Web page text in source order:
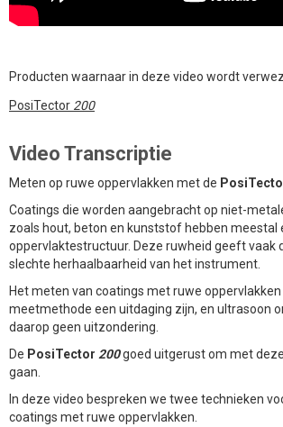
Producten waarnaar in deze video wordt
PosiTector 200
Video Transcriptie
Meten op ruwe oppervlakken met de
Coatings die worden aangebracht op niet-
zoals hout, beton en kunststof hebben meestal
oppervlaktestructuur. Deze ruwheid geeft vaak
slechte herhaalbaarheid van het instrument.
Het meten van coatings met ruwe oppervlakken
meetmethode een uitdaging zijn, en ultrasoon
daarop geen uitzondering.
De PosiTector 200goed uitgerust om met
gaan.
In deze video bespreken we twee technieken
coatings met ruwe oppervlakken.